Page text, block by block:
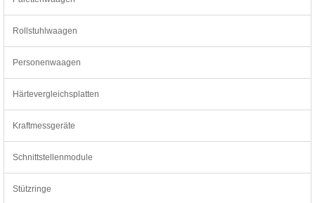
Rollstuhlwaagen
Personenwaagen
Härtevergleichsplatten
Kraftmessgeräte
Schnittstellenmodule
Stützringe